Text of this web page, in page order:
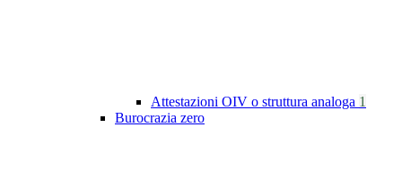
Attestazioni OIV o struttura analoga 1
Burocrazia zero